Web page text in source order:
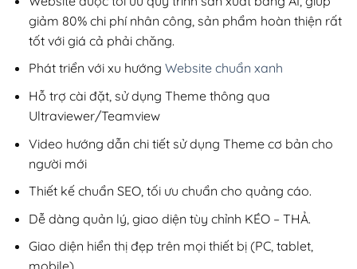
giảm 80% chi phí nhân công, sản phẩm hoàn thiện rất
tốt với giá cả phải chăng.
Phát triển với xu hướng Website chuẩn xanh
Hỗ trợ cài đặt, sử dụng Theme thông qua
Ultraviewer/Teamview
Video hướng dẫn chi tiết sử dụng Theme cơ bản cho
người mới
Thiết kế chuẩn SEO, tối ưu chuẩn cho quảng cáo.
Dễ dàng quản lý, giao diện tùy chỉnh KÉO – THẢ.
Giao diện hiển thị đẹp trên mọi thiết bị (PC, tablet,